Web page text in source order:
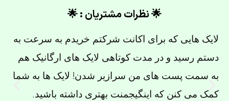
🌟 نظرات مشتریان : 🌟
لایک هایی که برای اکانت شرکتم خریدم به سرعت به
دستم رسید و در مدت کوتاهی لایک های ارگانیک هم
به سمت پست های من سرازیر شدن! لایک ها به شما
کمک می کنن که اینگیجمنت بهتری داشته باشید.